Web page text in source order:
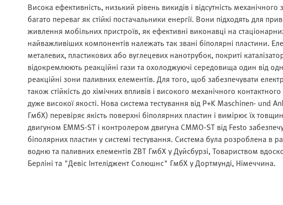
Висока ефективність, низький рівень викидів і відсутність
багато переваг як стійкі постачальники енергії. Вони підходять для
живлення мобільних пристроїв, як ефективні виконавці на
найважливіших компонентів належать так звані біполярні пластини.
металевих, пластикових або вуглецевих нанотрубок, покриті
відокремлюють реакційні гази та охолоджуючі середовища один від
реакційні зони паливних елементів. Для того, щоб забезпечувати
також стійкість до хімічних впливів і високого механічного
дуже високої якості. Нова система тестування від P+K Maschinen- und
ГмбХ) перевіряє якість поверхні біполярних пластин і вимірює їх
двигуном EMMS-ST і контролером двигуна CMMO-ST від Festo
біполярних пластин у системі тестування. Система була розроблена в
водню та паливних елементів ZBT ГмбХ у Дуйсбурзі, Товариством
Берліні та "Девіс Інтеліджент Солюшнс" ГмбХ у Дортмунді, Німеччина.